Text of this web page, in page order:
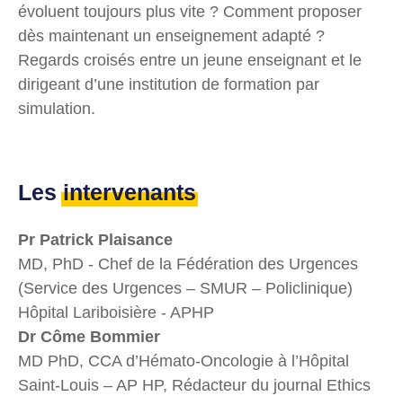
évoluent toujours plus vite ? Comment proposer
dès maintenant un enseignement adapté ?
Regards croisés entre un jeune enseignant et le
dirigeant d’une institution de formation par
simulation.
Lesintervenants
Pr Patrick Plaisance
MD, PhD - Chef de la Fédération des Urgences
(Service des Urgences – SMUR – Policlinique)
Hôpital Lariboisière - APHP
Dr Côme Bommier
MD PhD, CCA d’Hémato-Oncologie à l’Hôpital
Saint-Louis – AP HP, Rédacteur du journal Ethics